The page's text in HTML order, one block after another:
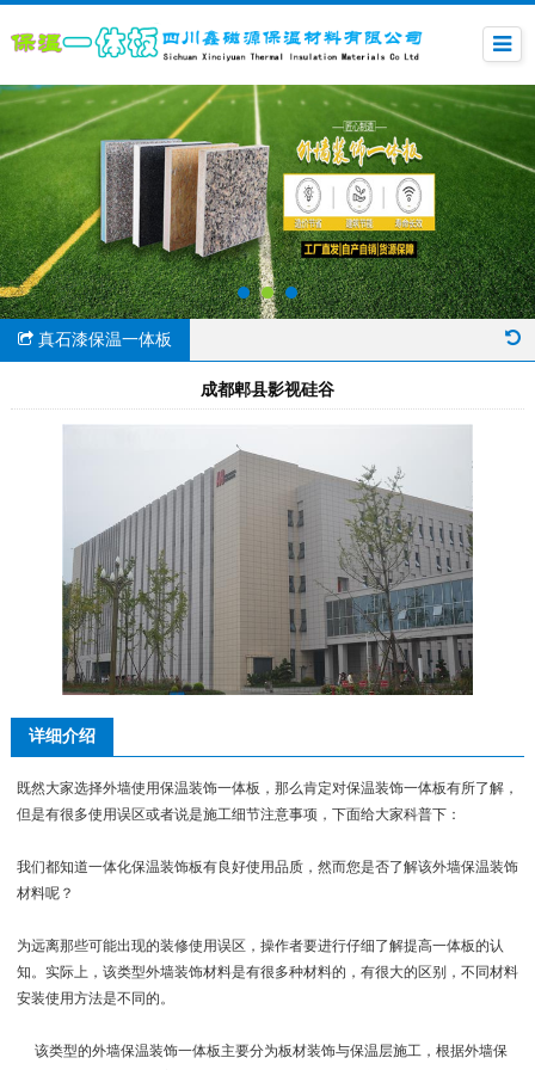
真石漆保温一体板
成都郫县影视硅谷
详细介绍
既然大家选择外墙使用保温装饰一体板，那么肯定对保温装饰一体板有所了解，
但是有很多使用误区或者说是施工细节注意事项，下面给大家科普下：
我们都知道一体化保温装饰板有良好使用品质，然而您是否了解该外墙保温装饰
材料呢？
为远离那些可能出现的装修使用误区，操作者要进行仔细了解提高一体板的认
知。实际上，该类型外墙装饰材料是有很多种材料的，有很大的区别，不同材料
安装使用方法是不同的。
该类型的外墙保温装饰一体板主要分为板材装饰与保温层施工，根据外墙保